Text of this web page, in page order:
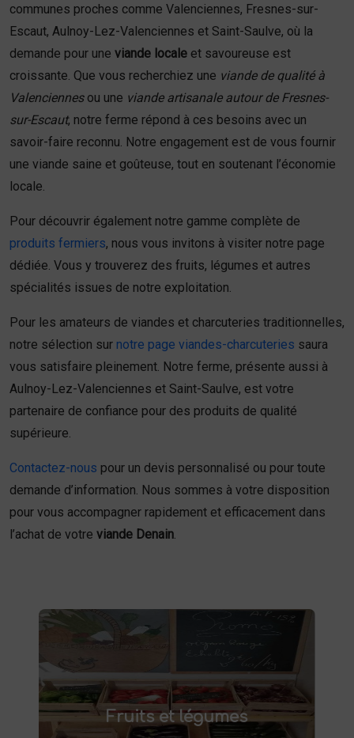
communes proches comme Valenciennes, Fresnes-sur-
Escaut, Aulnoy-Lez-Valenciennes et Saint-Saulve, où la
demande pour une viande locale et savoureuse est
croissante. Que vous recherchiez une viande de qualité à
Valenciennesou une viande artisanale autour de Fresnes-
sur-Escaut, notre ferme répond à ces besoins avec un
savoir-faire reconnu. Notre engagement est de vous fournir
une viande saine et goûteuse, tout en soutenant l’économie
locale.
Pour découvrir également notre gamme complète de
produits fermiers, nous vous invitons à visiter notre page
dédiée. Vous y trouverez des fruits, légumes et autres
spécialités issues de notre exploitation.
Pour les amateurs de viandes et charcuteries traditionnelles,
notre sélection sur notre page viandes-charcuteries saura
vous satisfaire pleinement. Notre ferme, présente aussi à
Aulnoy-Lez-Valenciennes et Saint-Saulve, est votre
partenaire de confiance pour des produits de qualité
supérieure.
Contactez-nous pour un devis personnalisé ou pour toute
demande d’information. Nous sommes à votre disposition
pour vous accompagner rapidement et efficacement dans
l’achat de votre viande Denain
Fruits et légumes
Fruits et légumes
Achetez des
fruits et légumes frais à Saint-
Saulve
et savourez des produits de saison,
cultivés localement. Goûtez la différence :